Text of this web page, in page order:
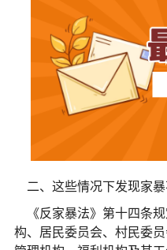
二、这些情况下发现家
《反家暴法》第十四条
构、居民委员会、村民委